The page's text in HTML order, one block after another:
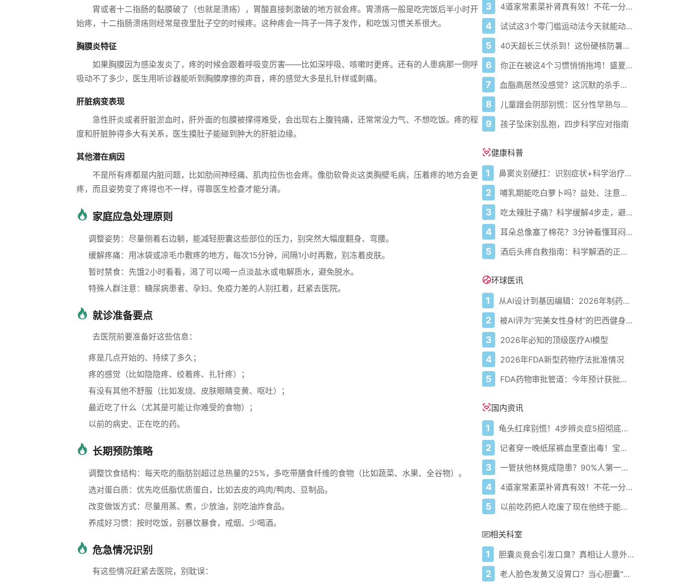
胃或者十二指肠的黏膜破了（也就是溃疡），胃酸直接刺激破的地方就会疼。胃溃疡一般是吃完饭后半小时开
始疼，十二指肠溃疡则经常是夜里肚子空的时候疼。这种疼会一阵子一阵子发作，和吃饭习惯关系很大。
胸膜炎特征
如果胸膜因为感染发炎了，疼的时候会跟着呼吸变厉害——比如深呼吸、咳嗽时更疼。还有的人患病那一侧呼
吸动不了多少，医生用听诊器能听到胸膜摩擦的声音，疼的感觉大多是扎针样或刺痛。
肝脏病变表现
急性肝炎或者肝脏淤血时，肝外面的包膜被撑得难受，会出现右上腹钝痛，还常常没力气、不想吃饭。疼的程
度和肝脏肿得多大有关系，医生摸肚子能碰到肿大的肝脏边缘。
其他潜在病因
不是所有疼都是内脏问题，比如肋间神经痛、肌肉拉伤也会疼。像肋软骨炎这类胸壁毛病，压着疼的地方会更
疼，而且姿势变了疼得也不一样，得靠医生检查才能分清。
家庭应急处理原则
调整姿势：尽量侧着右边躺，能减轻胆囊这些部位的压力，别突然大幅度翻身、弯腰。
缓解疼痛：用冰袋或凉毛巾敷疼的地方，每次15分钟，间隔1小时再敷，别冻着皮肤。
暂时禁食：先饿2小时看看，渴了可以喝一点淡盐水或电解质水，避免脱水。
特殊人群注意：糖尿病患者、孕妇、免疫力差的人别扛着，赶紧去医院。
就诊准备要点
去医院前要准备好这些信息：
疼是几点开始的、持续了多久；
疼的感觉（比如隐隐疼、绞着疼、扎针疼）；
有没有其他不舒服（比如发烧、皮肤眼睛变黄、呕吐）；
最近吃了什么（尤其是可能让你难受的食物）；
以前的病史、正在吃的药。
长期预防策略
调整饮食结构：每天吃的脂肪别超过总热量的25%，多吃带膳食纤维的食物（比如蔬菜、水果、全谷物）。
选对蛋白质：优先吃低脂优质蛋白，比如去皮的鸡肉/鸭肉、豆制品。
改变做饭方式：尽量用蒸、煮，少放油，别吃油炸食品。
养成好习惯：按时吃饭，别暴饮暴食，戒烟、少喝酒。
危急情况识别
有这些情况赶紧去医院，别耽误：
3 4道家常素菜补肾真有效！不花一分钱还比生蚝更温和
4 试试这3个零门槛运动法今天就能动起来
5 40天超长三伏杀到！这份硬核防暑攻略让你稳过整个夏天
6 你正在被这4个习惯悄悄拖垮！盛夏健康警报已拉响
7 血脂高居然没感觉？这沉默的杀手正悄悄盯上你！
8 儿童蹭会阴部别慌：区分性早熟与擦腿综合征
9 孩子坠床别乱抱，四步科学应对指南
健康科普
1 鼻窦炎别硬扛：识别症状+科学治疗+避坑指南
2 哺乳期能吃白萝卜吗？益处、注意事项一次说清
3 吃太辣肚子痛？科学缓解4步走，避免“辣出胃炎”
4 耳朵总像塞了棉花？3分钟看懂耳闷的真相与自救指南
5 酒后头疼自救指南：科学解酒的正确打开方式
环球医讯
1 从AI设计到基因编辑：2026年制药领域重大突破
2 被AI评为“完美女性身材”的巴西健身模特
3 2026年必知的顶级医疗AI模型
4 2026年FDA新型药物疗法批准情况
5 FDA药物审批管道：今年预计获批的关键新疗法
国内资讯
1 龟头红痒别慌！4步辨炎症5招彻底防复发
2 记者穿一晚纸尿裤血里查出毒！宝宝血液浓度竟是成人的5倍？
3 一管扶他林竟成隐患？90%人第一步就错了！
4 4道家常素菜补肾真有效！不花一分钱还比生蚝更温和
5 以前吃药把人吃废了现在他终于能好起来了
相关科室
1 胆囊炎竟会引发口臭？真相让人意外！
2 老人脸色发黄又没胃口？当心胆囊"闹脾气"